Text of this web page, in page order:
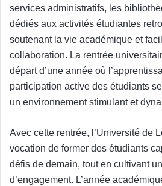
services administratifs, les
dédiés aux activités étudiantes
soutenant la vie académique et
collaboration. La rentrée
départ d’une année où
participation active des étudiants
un environnement stimulant et
Avec cette rentrée, l’Université de
vocation de former des étudiants
défis de demain, tout en cultivant
d’engagement. L’année